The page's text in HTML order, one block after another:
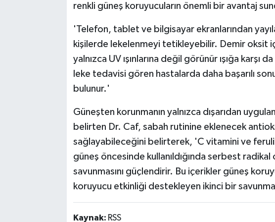
renkli güneş koruyucuların önemli bir avantaj
'Telefon, tablet ve bilgisayar ekranlarından
kişilerde lekelenmeyi tetikleyebilir. Demir oksit
yalnızca UV ışınlarına değil görünür ışığa karşı
leke tedavisi gören hastalarda daha başarılı
bulunur.'
Güneşten korunmanın yalnızca dışarıdan
belirten Dr. Caf, sabah rutinine eklenecek
sağlayabileceğini belirterek, 'C vitamini ve
güneş öncesinde kullanıldığında serbest
savunmasını güçlendirir. Bu içerikler güneş
koruyucu etkinliği destekleyen ikinci bir
Kaynak: RSS